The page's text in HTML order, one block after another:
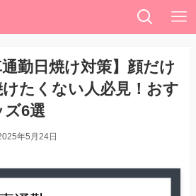
通勤日焼け対策】顔だけ
たくない人必見！おす
ズ6選
年5月24日